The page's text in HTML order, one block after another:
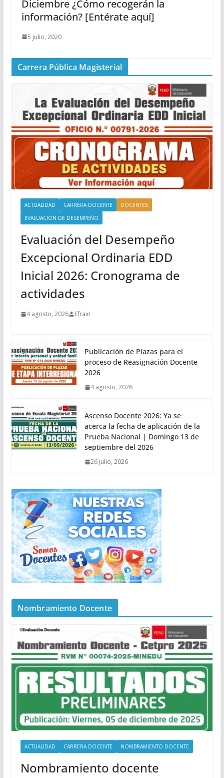
Diciembre ¿Cómo recogerán la
información? [Entérate aquí]
5 julio, 2020
Carrera Pública Magisterial
ACTUALIDAD CARRERA DOCENTE
DOCENTES
EVALUACIÓN DE DESEMPEÑO
Evaluación del Desempeño
Excepcional Ordinaria EDD
Inicial 2026: Cronograma de
actividades
4 agosto, 2026 Efrain
Publicación de Plazas para el
proceso de Reasignación Docente
2026
4 agosto, 2026
Ascenso Docente 2026: Ya se
acerca la fecha de aplicación de la
Prueba Nacional | Domingo 13 de
septiembre del 2026
26 julio, 2026
Nombramiento Docente
ACTUALIDAD CARRERA DOCENTE NOMBRAMIENTO DOCENTE
Nombramiento docente